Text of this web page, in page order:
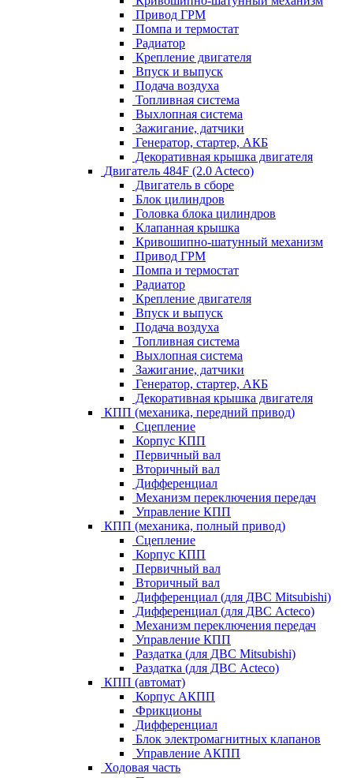
Привод ГРМ
Помпа и термостат
Радиатор
Крепление двигателя
Впуск и выпуск
Подача воздуха
Топливная система
Выхлопная система
Зажигание, датчики
Генератор, стартер, АКБ
Декоративная крышка двигателя
Двигатель 484F (2.0 Acteco)
Двигатель в сборе
Блок цилиндров
Головка блока цилиндров
Клапанная крышка
Кривошипно-шатунный механизм
Привод ГРМ
Помпа и термостат
Радиатор
Крепление двигателя
Впуск и выпуск
Подача воздуха
Топливная система
Выхлопная система
Зажигание, датчики
Генератор, стартер, АКБ
Декоративная крышка двигателя
КПП (механика, передний привод)
Сцепление
Корпус КПП
Первичный вал
Вторичный вал
Дифференциал
Механизм переключения передач
Управление КПП
КПП (механика, полный привод)
Сцепление
Корпус КПП
Первичный вал
Вторичный вал
Дифференциал (для ДВС Mitsubishi)
Дифференциал (для ДВС Acteco)
Механизм переключения передач
Управление КПП
Раздатка (для ДВС Mitsubishi)
Раздатка (для ДВС Acteco)
КПП (автомат)
Корпус АКПП
Фрикционы
Дифференциал
Блок электромагнитных клапанов
Управление АКПП
Ходовая часть